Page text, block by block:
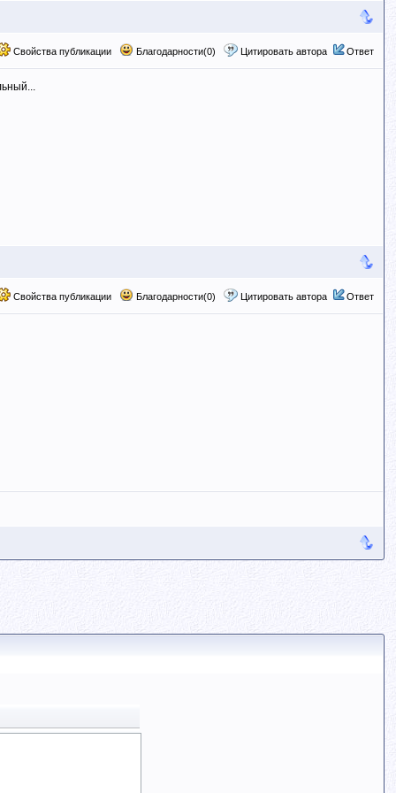
Свойства публикации Благодарности(0) Цитировать автора Ответ
Свойства публикации Благодарности(0) Цитировать автора Ответ